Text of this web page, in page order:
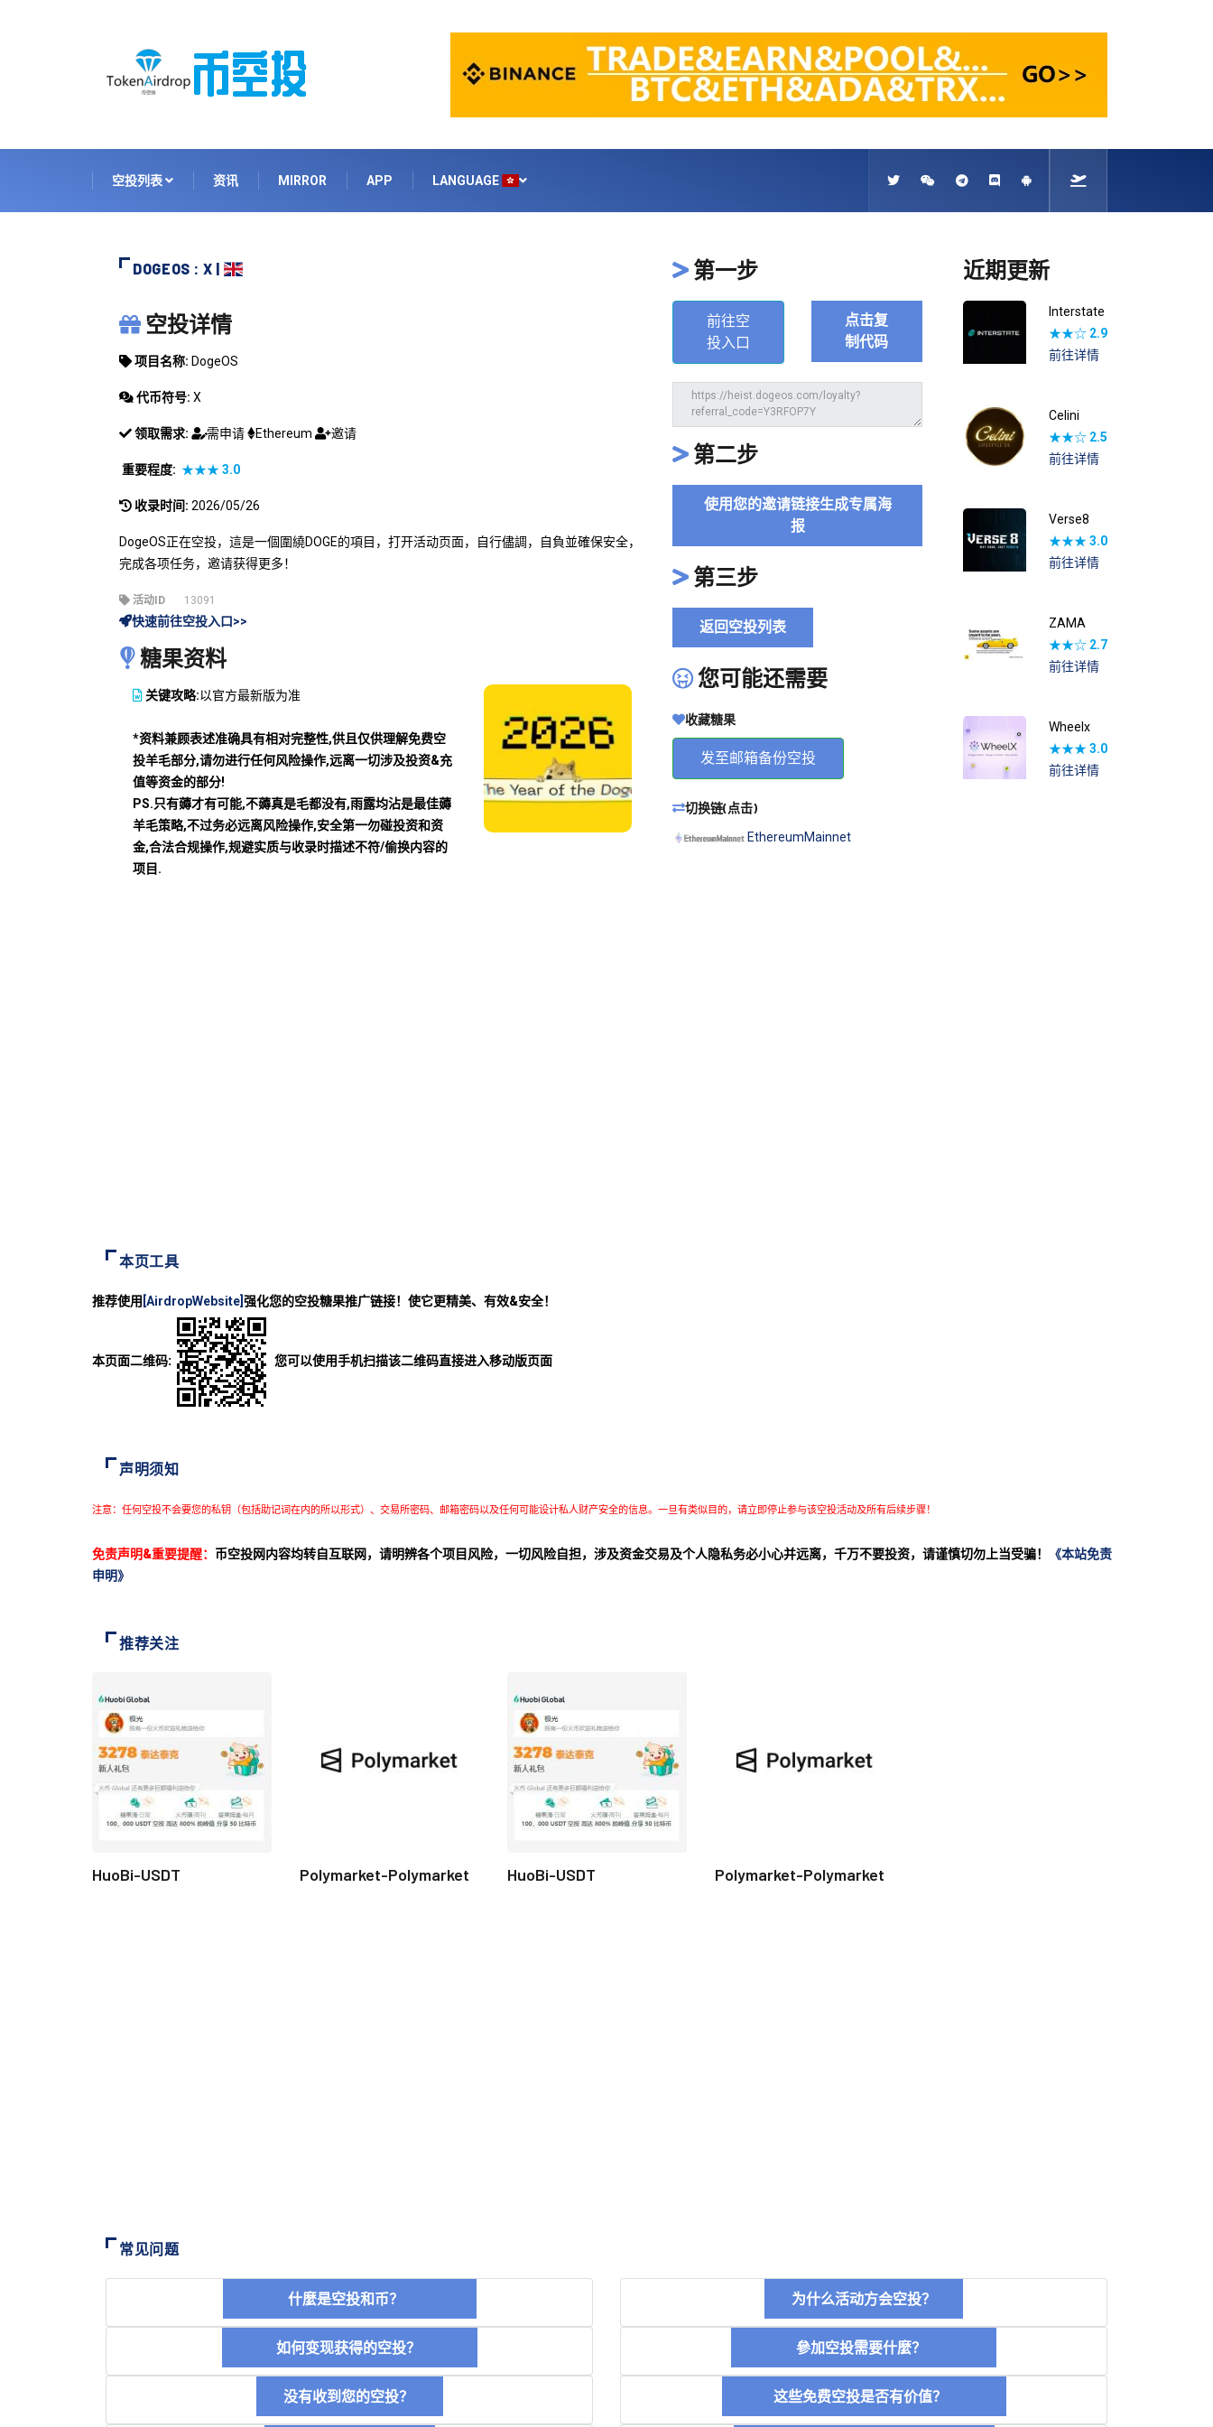
空投列表 资讯 MIRROR APP LANGUAGE
DOGEOS : X |
DOGEOS
空投详情
项目名称: DogeOS
代币符号: X
领取需求: 需申请 Ethereum 邀请
重要程度: ★★★3.0
收录时间: 2026/05/26
DogeOS正在空投，這是一個圍繞DOGE的項目，打开活动页面，自行儘調，自負並確保安全，
完成各项任务，邀请获得更多！
活动ID 13091
快速前往空投入口>>
糖果资料
关键攻略:以官方最新版为准
*资料兼顾表述准确具有相对完整性,供且仅供理解免费空
投羊毛部分,请勿进行任何风险操作,远离一切涉及投资&充
值等资金的部分!
PS.只有薅才有可能,不薅真是毛都没有,雨露均沾是最佳薅
羊毛策略,不过务必远离风险操作,安全第一勿碰投资和资
金,合法合规操作,规避实质与收录时描述不符/偷换内容的
项目.
第一步
前往空
投入口
点击复
制代码
第二步
使用您的邀请链接生成专属海
报
第三步
返回空投列表
您可能还需要
收藏糖果
发至邮箱备份空投
切换链(点击)
EthereumMainnet
近期更新
Interstate
★★☆ 2.9
前往详情
Celini
★★☆ 2.5
前往详情
Verse8
★★★3.0
前往详情
ZAMA
★★☆ 2.7
前往详情
Wheelx
★★★3.0
前往详情
本页工具
推荐使用 [AirdropWebsite] 强化您的空投糖果推广链接！使它更精美、有效&安全！
本页面二维码: 您可以使用手机扫描该二维码直接进入移动版页面
声明须知
注意：任何空投不会要您的私钥（包括助记词在内的所以形式）、交易所密码、邮箱密码以及任何可能设计私人财产安全的信息。一旦有类似目的，请立即停止参与该空投活动及所有后续步骤！
免责声明&重要提醒： 币空投网内容均转自互联网，请明辨各个项目风险，一切风险自担，涉及资金交易及个人隐私务必小心并远离，千万不要投资，请谨慎切勿上当受骗！
《本站免责
申明》
推荐关注
HuoBi-USDT Polymarket-Polymarket HuoBi-USDT Polymarket-Polymarket
常见问题
什麼是空投和币？ 为什么活动方会空投？
如何变现获得的空投？ 參加空投需要什麼？
没有收到您的空投？ 这些免费空投是否有价值？